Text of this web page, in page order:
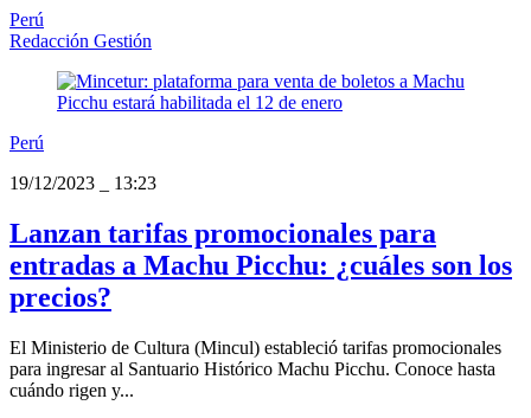
Perú
Redacción Gestión
Perú
19/12/2023
13:23
Lanzan tarifas promocionales para
entradas a Machu Picchu: ¿cuáles son los
precios?
El Ministerio de Cultura (Mincul) estableció tarifas promocionales
para ingresar al Santuario Histórico Machu Picchu. Conoce hasta
cuándo rigen y...